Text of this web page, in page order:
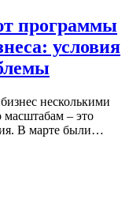
программы
условия
несколькими
– это
В марте были…